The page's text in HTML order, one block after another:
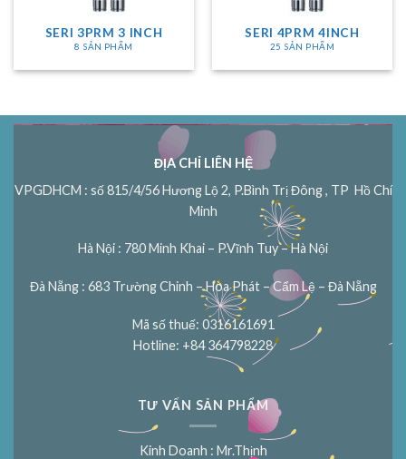
SERI 3PRM 3 INCH
8 SẢN PHẨM
SERI 4PRM 4INCH
25 SẢN PHẨM
ĐỊA CHỈ LIÊN HỆ
VPGDHCM : số 815/4/56 Hương Lộ 2, P.Bình Trị Đông , TP Hồ Chí
Minh
Hà Nội : 780 Minh Khai – P.Vĩnh Tuy – Hà Nội
Đà Nẵng : 683 Trường Chinh – Hòa Phát – Cẩm Lệ – Đà Nẵng
Mã số thuế: 0316161691
Hotline: +84 364798228
TƯ VẤN SẢN PHẨM
Kinh Doanh : Mr.Thịnh